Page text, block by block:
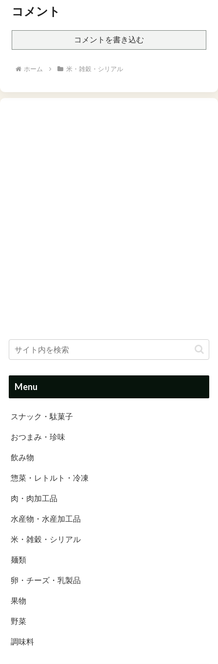
コメント
コメントを書き込む
ホーム 米・雑穀・シリアル
Menu
スナック・駄菓子
おつまみ・珍味
飲み物
惣菜・レトルト・冷凍
肉・肉加工品
水産物・水産加工品
米・雑穀・シリアル
麺類
卵・チーズ・乳製品
果物
野菜
調味料